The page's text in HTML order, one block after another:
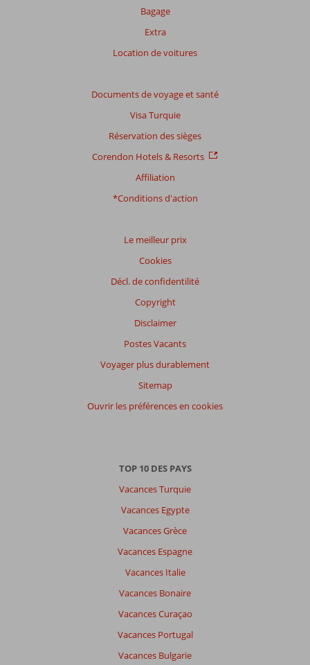
Bagage
Extra
Location de voitures
Documents de voyage et santé
Visa Turquie
Réservation des sièges
Corendon Hotels & Resorts
Affiliation
*Conditions d'action
Le meilleur prix
Cookies
Décl. de confidentilité
Copyright
Disclaimer
Postes Vacants
Voyager plus durablement
Sitemap
Ouvrir les préférences en cookies
TOP 10 DES PAYS
Vacances Turquie
Vacances Egypte
Vacances Grèce
Vacances Espagne
Vacances Italie
Vacances Bonaire
Vacances Curaçao
Vacances Portugal
Vacances Bulgarie